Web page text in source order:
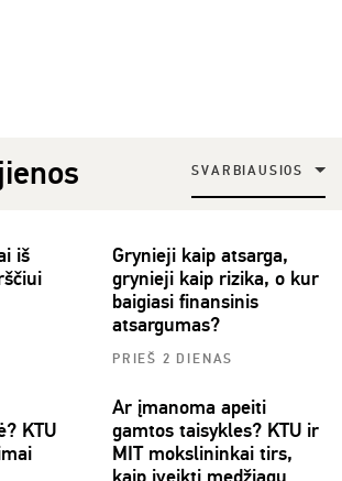
SVARBIAUSIOS
iš
Grynieji kaip atsarga,
grynieji kaip rizika, o kur
baigiasi finansinis
atsargumas?
PRIEŠ 2 DIENAS
KTU
Ar įmanoma apeiti
gamtos taisykles? KTU ir
MIT mokslininkai tirs,